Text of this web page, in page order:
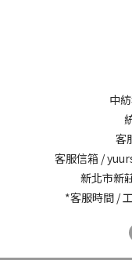
中
客
客服信箱 /
新北市新
*客服時間 /